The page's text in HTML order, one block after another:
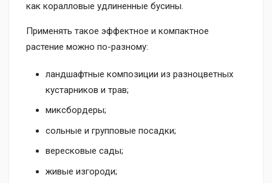
как коралловые удлиненные бусины.
Применять такое эффектное и компактное
растение можно по-разному:
ландшафтные композиции из разноцветных
кустарников и трав;
миксбордеры;
сольные и групповые посадки;
вересковые сады;
живые изгороди;